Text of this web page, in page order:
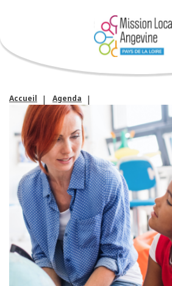
Accueil
Agenda
Visite de la structure petite enfance «